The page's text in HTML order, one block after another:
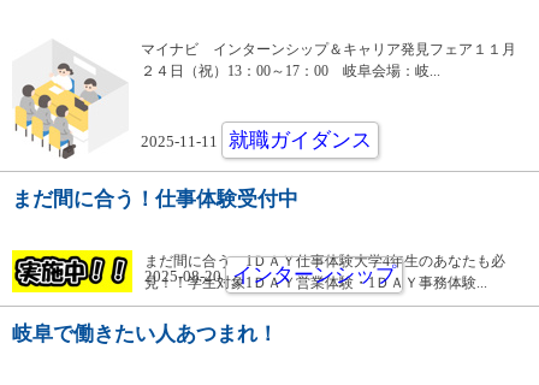
マイナビ インターンシップ＆キャリア発見フェア１１月
２４日（祝）13：00～17：00 岐阜会場：岐...
2025-11-11 就職ガイダンス
まだ間に合う！仕事体験受付中
まだ間に合う 1ＤＡＹ仕事体験大学4年生のあなたも必
見！！学生対象1ＤＡＹ営業体験・1ＤＡＹ事務体験...
2025-08-20 インターンシップ
岐阜で働きたい人あつまれ！